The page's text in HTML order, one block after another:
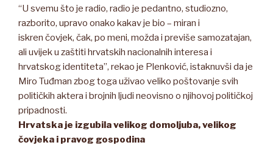
“U svemu što je radio, radio je pedantno, studiozno,
razborito, upravo onako kakav je bio – miran i
iskren čovjek, čak, po meni, možda i previše samozatajan,
ali uvijek u zaštiti hrvatskih nacionalnih interesa i
hrvatskog identiteta”, rekao je Plenković, istaknuvši da je
Miro Tuđman zbog toga uživao veliko poštovanje svih
političkih aktera i brojnih ljudi neovisno o njihovoj političkoj
pripadnosti.
Hrvatska je izgubila velikog domoljuba, velikog
čovjeka i pravog gospodina